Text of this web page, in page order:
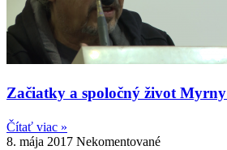
Začiatky a spoločný život
Čítať viac »
8. mája 2017 Nekomentované